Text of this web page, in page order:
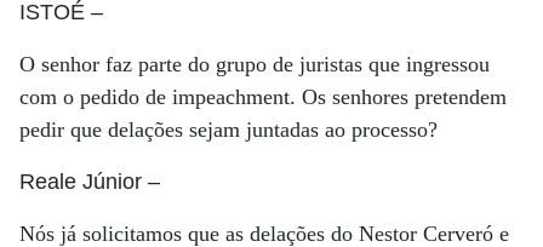
ISTOÉ –
O senhor faz parte do grupo de juristas que ingressou
com o pedido de impeachment. Os senhores pretendem
pedir que delações sejam juntadas ao processo?
Reale Júnior –
Nós já solicitamos que as delações do Nestor Cerveró e